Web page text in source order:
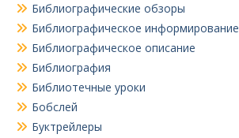
Библиографические обзоры
Библиографическое информирование
Библиографическое описание
Библиография
Библиотечные уроки
Бобслей
Буктрейлеры